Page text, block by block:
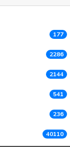
177
2286
2144
541
236
40110